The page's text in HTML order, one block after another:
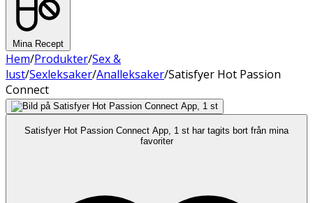
Mina Recept
Hem/Produkter/Sex &
lust/Sexleksaker/Analleksaker/Satisfyer Hot Passion
Connect
Satisfyer Hot Passion Connect App, 1 st har tagits bort från mina
favoriter